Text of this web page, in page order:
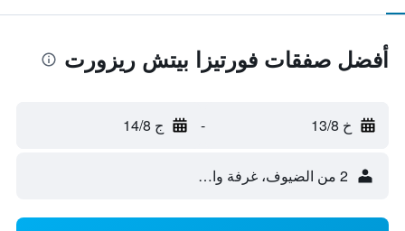
أفضل صفقات فورتيزا بيتش ريزورت
خ 13/8 - ج 14/8
2 من الضيوف، غرفة واحدة